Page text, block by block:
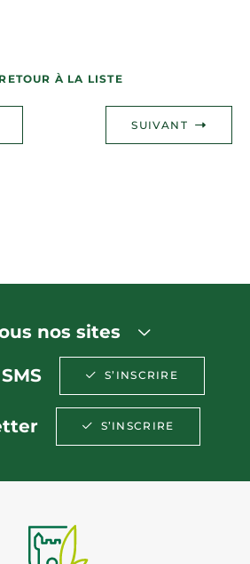
RETOUR À LA LISTE
SUIVANT
nos sites
S’INSCRIRE
S’INSCRIRE